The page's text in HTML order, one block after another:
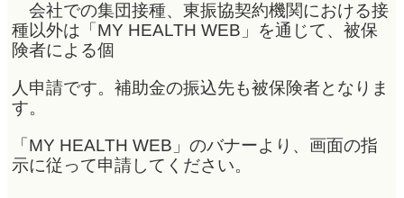
会社での集団接種、東振協契約機関における接
種以外は「MY HEALTH WEB」を通じて、被保
険者による個
人申請です。補助金の振込先も被保険者となりま
す。
「MY HEALTH WEB」のバナーより、画面の指
示に従って申請してください。